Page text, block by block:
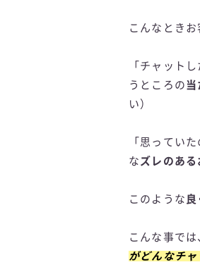
こんなときお
「チャット
うところの
い）
「思ってい
な ズレのある
このような
こんな事では
がどんなチ